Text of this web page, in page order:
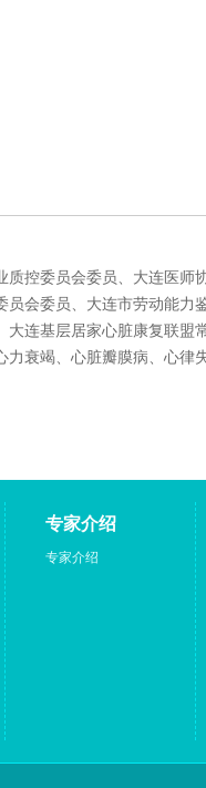
控委员会委员、大连医师
会委员、大连市劳动能力
连基层居家心脏康复联盟
衰竭、心脏瓣膜病、心律
专家介绍
专家介绍